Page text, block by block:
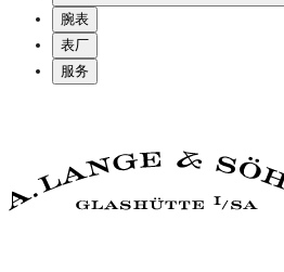
腕表
表厂
服务